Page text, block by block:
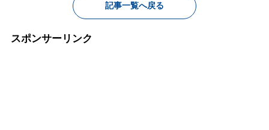
記事一覧へ戻る
スポンサーリンク